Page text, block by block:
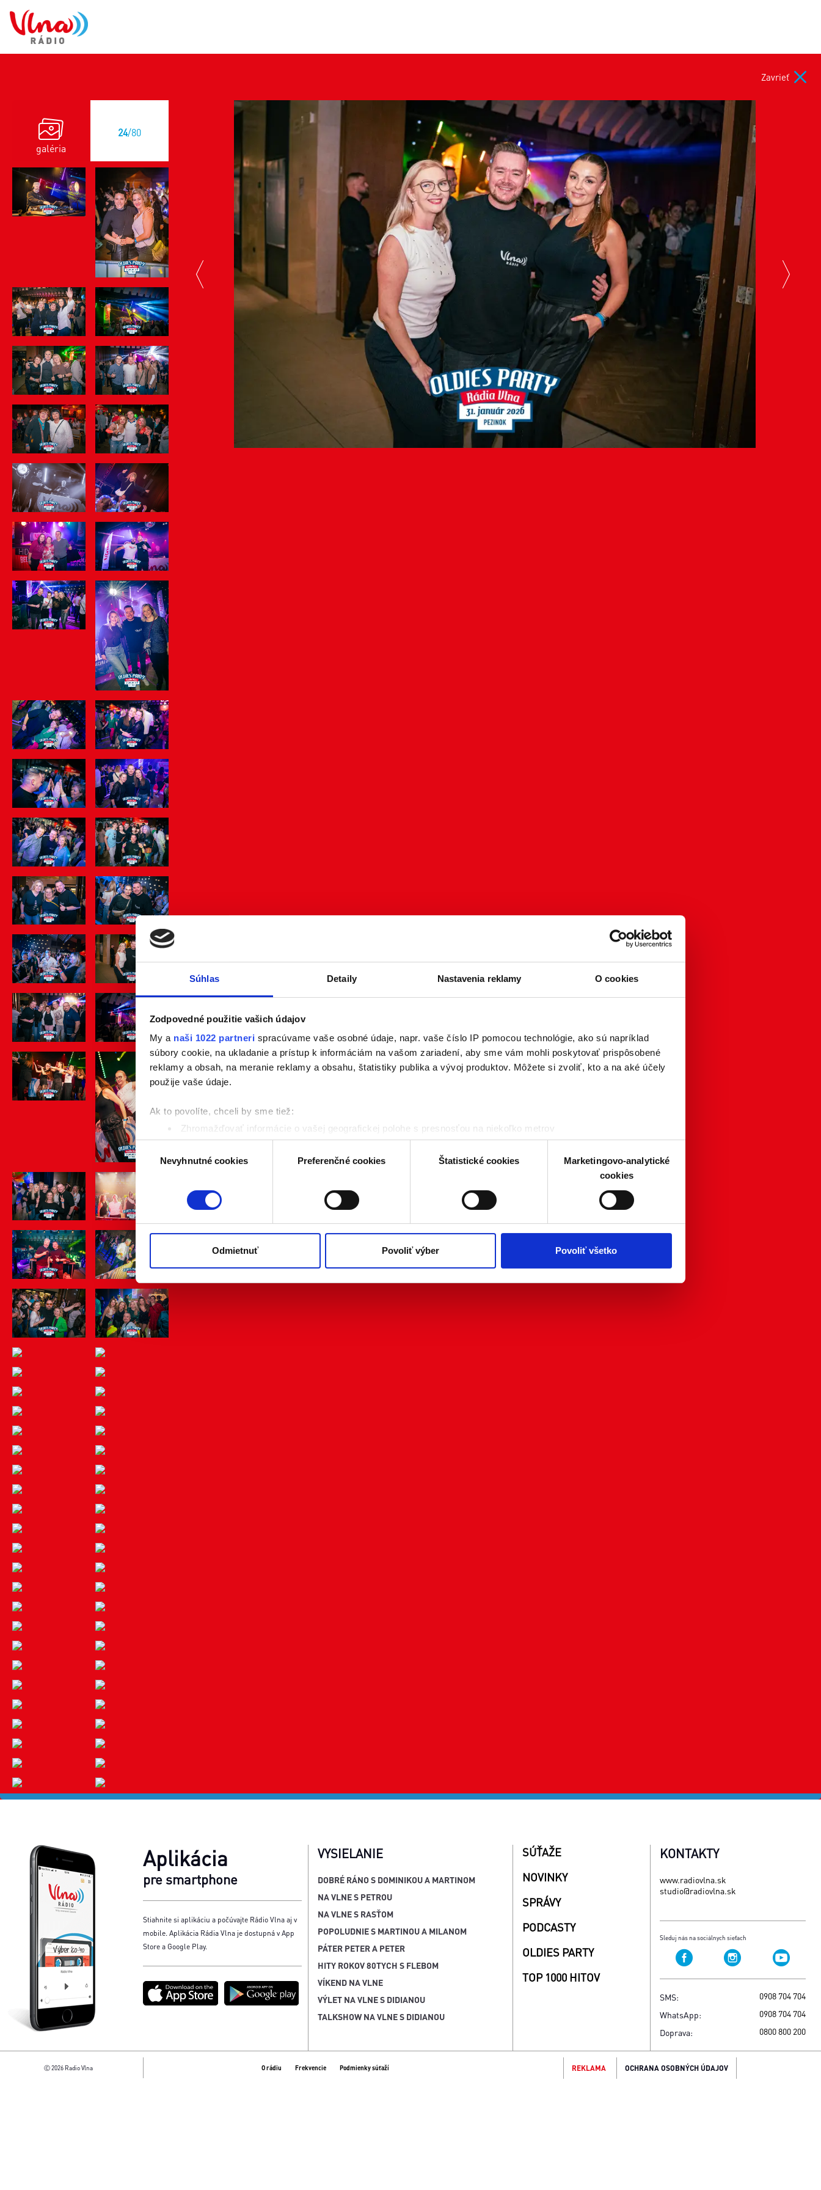
Súhlas Detaily Nastavenia reklamy O cookies
Zodpovedné použitie vašich údajov
My a naši 1022 partneri spracúvame vaše osobné údaje, napr. vaše číslo IP pomocou technológie, ako sú napríklad
súbory cookie, na ukladanie a prístup k informáciám na vašom zariadení, aby sme vám mohli poskytovať prispôsobené
reklamy a obsah, na meranie reklamy a obsahu, štatistiky publika a vývoj produktov. Môžete si zvoliť, kto a na aké účely
použije vaše údaje.
Ak to povolíte, chceli by sme tiež:
Zhromažďovať informácie o vašej geografickej polohe s presnosťou na niekoľko metrov
Identifikovať vaše zariadenie aktívnym skenovaním konkrétnych charakteristík (odtlačky prstov).
Viac informácií o tom, ako sa spracúvajú vaše osobné údaje, nájdete v časti s vašimi nastaveniami. Súhlas môžete
Naša webstránka používa cookies. Aktívnym nastavením nám udelíte súhlas s využívaním štatistických a marketingovo-
jednoducho ako ste nám ho udelili opätovným vyvolaním tejto cookie lišty cez nastavenia ochrany súkromia. Odvolanie
súhlasu nemá vplyv na zákonnosť spracúvania vychádzajúceho zo súhlasu pred jeho odvolaním. Viac informácií o
Výber
súhlasuNevyhnutné cookies Preferenčné cookies Štatistické cookies
Marketingovo-analytické
cookies
Odmietnuť Povoliť výber Povoliť všetko
Zavrieť
galéria
24/80
Aplikácia
pre smartphone
Stiahnite si aplikáciu a počúvajte Rádio Vlna aj v
mobile. Aplikácia Rádia Vlna je dostupná v App
Store a Google Play.
VYSIELANIE
DOBRÉ RÁNO S DOMINIKOU A MARTINOM
NA VLNE S PETROU
NA VLNE S RASŤOM
POPOLUDNIE S MARTINOU A MILANOM
PÁTER PETER A PETER
HITY ROKOV 80TYCH S FLEBOM
VÍKEND NA VLNE
VÝLET NA VLNE S DIDIANOU
TALKSHOW NA VLNE S DIDIANOU
SÚŤAŽE
NOVINKY
SPRÁVY
PODCASTY
OLDIES PARTY
TOP 1000 HITOV
KONTAKTY
www.radiovlna.sk
studio@radiovlna.sk
Sleduj nás na sociálnych sieťach
SMS:
0908 704 704
WhatsApp:
0908 704 704
Doprava:
0800 800 200
Ⓒ 2026 Radio Vlna O rádiu Frekvencie Podmienky súťaží REKLAMA OCHRANA OSOBNÝCH ÚDAJOV